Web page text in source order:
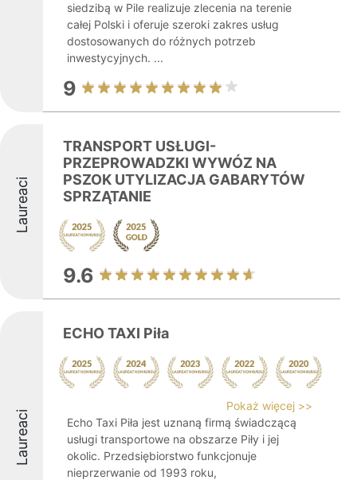
siedzibą w Pile realizuje zlecenia na terenie
całej Polski i oferuje szeroki zakres usług
dostosowanych do różnych potrzeb
inwestycyjnych. ...
9
Laureaci
TRANSPORT USŁUGI-
PRZEPROWADZKI WYWÓZ NA
PSZOK UTYLIZACJA GABARYTÓW
SPRZĄTANIE
9.6
Laureaci
ECHO TAXI Piła
Pokaż więcej >>
Echo Taxi Piła jest uznaną firmą świadczącą
usługi transportowe na obszarze Piły i jej
okolic. Przedsiębiorstwo funkcjonuje
nieprzerwanie od 1993 roku,